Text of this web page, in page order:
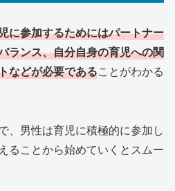
に参加するためにはパートナー
ランス、自分自身の育児への関
などが必要であることがわかる
、男性は育児に積極的に参加し
ることから始めていくとスムー